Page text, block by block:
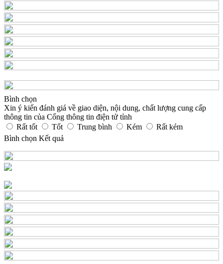
Bình chọn
Xin ý kiến đánh giá về giao diện, nội dung, chất lượng cung cấp
thông tin của Cổng thông tin điện tử tỉnh
Rất tốt
Tốt Trung bình Kém
Rất kém
Bình chọn Kết quả